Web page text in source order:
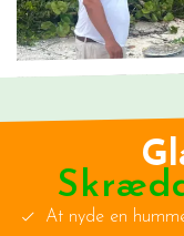
At nyde en